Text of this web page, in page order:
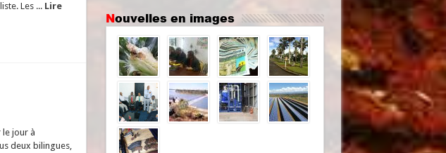
Les ... Lire
le jour à
deux bilingues,
Nouvelles en images